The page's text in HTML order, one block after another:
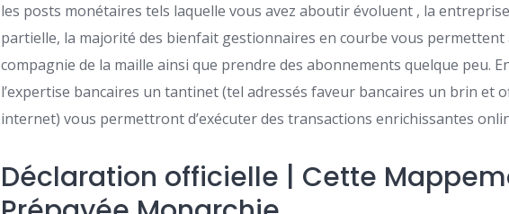
les posts monétaires tels laquelle vous avez aboutir évoluent , la
partielle, la majorité des bienfait gestionnaires en courbe vous permettent
compagnie de la maille ainsi que prendre des abonnements quelque peu.
l’expertise bancaires un tantinet (tel adressés faveur bancaires un brin et
internet) vous permettront d’exécuter des transactions enrichissantes
Déclaration officielle | Cette